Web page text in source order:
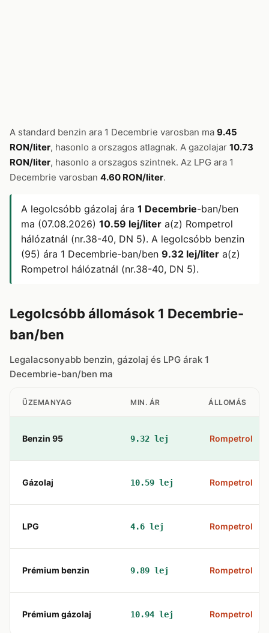
A standard benzin ara 1 Decembrie varosban ma 9.45
RON/liter, hasonlo a orszagos atlagnak. A gazolajar 10.73
RON/liter, hasonlo a orszagos szintnek. Az LPG ara 1
Decembrie varosban 4.60 RON/liter.
A legolcsóbb gázolaj ára 1 Decembrie-ban/ben
ma (07.08.2026) 10.59 lej/liter a(z) Rompetrol
hálózatnál (nr.38-40, DN 5). A legolcsóbb benzin
(95) ára 1 Decembrie-ban/ben 9.32 lej/liter a(z)
Rompetrol hálózatnál (nr.38-40, DN 5).
Legolcsóbb állomások 1 Decembrie-
ban/ben
Legalacsonyabb benzin, gázolaj és LPG árak 1
Decembrie-ban/ben ma
ÜZEMANYAG MIN. ÁR ÁLLOMÁS
Benzin 95 9.32 lej Rompetrol
Gázolaj 10.59 lej Rompetrol
LPG 4.6 lej Rompetrol
Prémium benzin 9.89 lej Rompetrol
Prémium gázolaj 10.94 lej Rompetrol